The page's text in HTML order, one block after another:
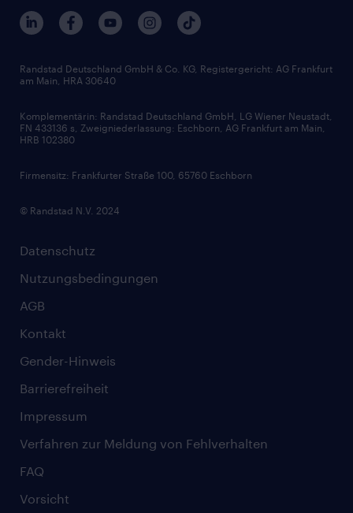
Branchen
Interne Karriere
FAQ - Bewerber / Kunden
Zertifikate und Auszeichnungen
Berufsprofile
Gehaltsthemen
Bewerbungsratgeber
Soft Skills
Skills
Datenschutz
Nutzungsbedingungen
AGB
Kontakt
Gender-Hinweis
Barrierefreiheit
Impressum
Verfahren zur Meldung von Fehlverhalten
FAQ
Vorsicht
Randstad Deutschland GmbH & Co. KG, Registergericht: AG Frankfurt
am Main, HRA 30640
Komplementärin: Randstad Deutschland GmbH, LG Wiener Neustadt,
FN 433136 s, Zweigniederlassung: Eschborn, AG Frankfurt am Main,
HRB 102380
Firmensitz: Frankfurter Straße 100, 65760 Eschborn
© Randstad N.V. 2024